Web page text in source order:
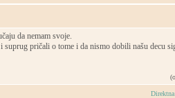
da nemam svoje.
suprug pričali o tome i da nismo dobili našu decu